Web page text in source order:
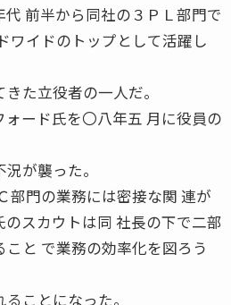
前半から同社の３ＰＬ部門で
ワイドのトップとして活躍し
た立役者の一人だ。
ード氏を〇八年五 月に役員の
が襲った。
部門の業務には密接な関 連が
スカウトは同 社長の下で二部
と で業務の効率化を図ろう
ことになった。